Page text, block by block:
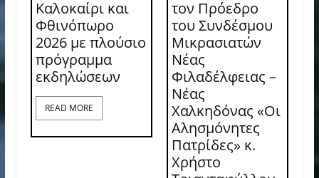
Καλοκαίρι και
Φθινόπωρο
2026 με πλούσιο
πρόγραμμα
εκδηλώσεων
READ MORE
τον Πρόεδρο
του Συνδέσμου
Μικρασιατών
Νέας
Φιλαδέλφειας –
Νέας
Χαλκηδόνας «Οι
Αλησμόνητες
Πατρίδες» κ.
Χρήστο